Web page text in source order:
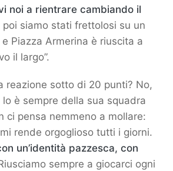
noi a rientrare cambiando il
poi siamo stati frettolosi su un
Piazza Armerina è riuscita a
il largo”.
reazione sotto di 20 punti? No,
lo è sempre della sua squadra
ci pensa nemmeno a mollare:
rende orgoglioso tutti i giorni.
un’identità pazzesca, con
sempre a giocarci ogni